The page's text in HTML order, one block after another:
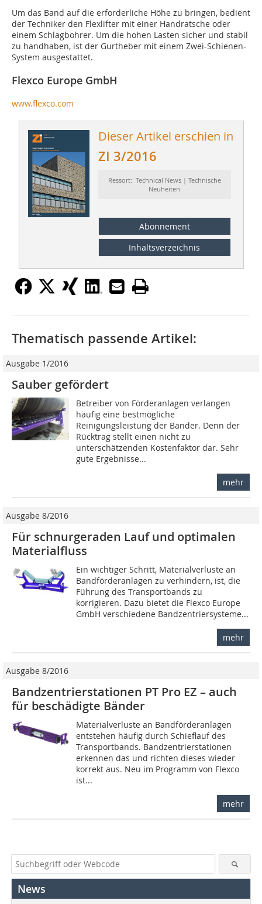
Um das Band auf die erforderliche Höhe zu bringen, bedient
der Techniker den Flexlifter mit einer Handratsche oder
einem Schlagbohrer. Um die hohen Lasten sicher und stabil
zu handhaben, ist der Gurtheber mit einem Zwei-Schienen-
System ausgestattet.
Flexco Europe GmbH
www.flexco.com
Dieser Artikel erschien in
ZI 3/2016
Ressort: Technical News | Technische
Neuheiten
Abonnement
Inhaltsverzeichnis
Thematisch passende Artikel:
Ausgabe 1/2016
Sauber gefördert
Betreiber von Förderanlagen verlangen
häufig eine bestmögliche
Reinigungsleistung der Bänder. Denn der
Rücktrag stellt einen nicht zu
unterschätzenden Kostenfaktor dar. Sehr
gute Ergebnisse...
mehr
Ausgabe 8/2016
Für schnurgeraden Lauf und optimalen
Materialfluss
Ein wichtiger Schritt, Materialverluste an
Bandförderanlagen zu verhindern, ist, die
Führung des Transportbands zu
korrigieren. Dazu bietet die Flexco Europe
GmbH verschiedene Bandzentriersysteme...
mehr
Ausgabe 8/2016
Bandzentrierstationen PT Pro EZ – auch
für beschädigte Bänder
Materialverluste an Bandförderanlagen
entstehen häufig durch Schieflauf des
Transportbands. Bandzentrierstationen
erkennen das und richten dieses wieder
korrekt aus. Neu im Programm von Flexco
ist...
mehr
News